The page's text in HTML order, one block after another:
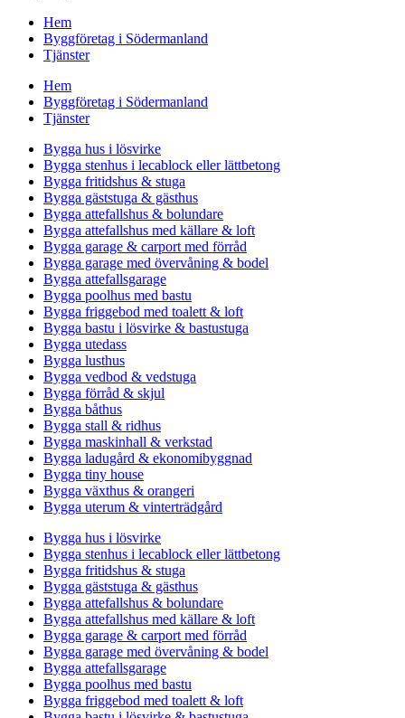
Hem
Byggföretag i Södermanland
Tjänster
Hem
Byggföretag i Södermanland
Tjänster
Bygga hus i lösvirke
Bygga stenhus i lecablock eller lättbetong
Bygga fritidshus & stuga
Bygga gäststuga & gästhus
Bygga attefallshus & bolundare
Bygga attefallshus med källare & loft
Bygga garage & carport med förråd
Bygga garage med övervåning & bodel
Bygga attefallsgarage
Bygga poolhus med bastu
Bygga friggebod med toalett & loft
Bygga bastu i lösvirke & bastustuga
Bygga utedass
Bygga lusthus
Bygga vedbod & vedstuga
Bygga förråd & skjul
Bygga båthus
Bygga stall & ridhus
Bygga maskinhall & verkstad
Bygga ladugård & ekonomibyggnad
Bygga tiny house
Bygga växthus & orangeri
Bygga uterum & vinterträdgård
Bygga hus i lösvirke
Bygga stenhus i lecablock eller lättbetong
Bygga fritidshus & stuga
Bygga gäststuga & gästhus
Bygga attefallshus & bolundare
Bygga attefallshus med källare & loft
Bygga garage & carport med förråd
Bygga garage med övervåning & bodel
Bygga attefallsgarage
Bygga poolhus med bastu
Bygga friggebod med toalett & loft